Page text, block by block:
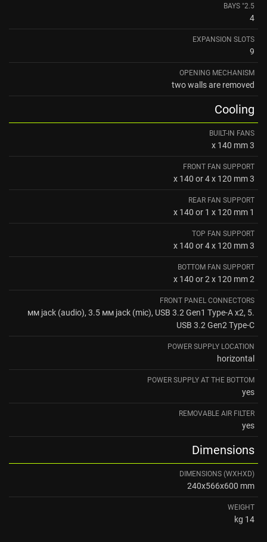
2.5" BAYS
4
EXPANSION SLOTS
9
OPENING MECHANISM
two walls are removed
Cooling
BUILT-IN FANS
3 x 140 mm
FRONT FAN SUPPORT
3 x 140 or 4 x 120 mm
REAR FAN SUPPORT
1 x 140 or 1 x 120 mm
TOP FAN SUPPORT
3 x 140 or 4 x 120 mm
BOTTOM FAN SUPPORT
2 x 140 or 2 x 120 mm
FRONT PANEL CONNECTORS
.5 мм jack (audio), 3.5 мм jack (mic), USB 3.2 Gen1 Type-A x2,
USB 3.2 Gen2 Type-C
POWER SUPPLY LOCATION
horizontal
POWER SUPPLY AT THE BOTTOM
yes
REMOVABLE AIR FILTER
yes
Dimensions
DIMENSIONS (WXHXD)
240x566x600 mm
WEIGHT
14 kg